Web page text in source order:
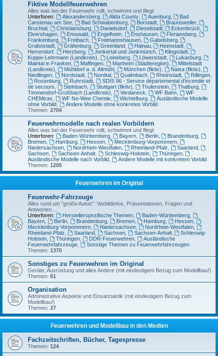
Fiktive Modellfeuerwehren
Alles was bei der Feuerwehr rollt, schwimmt und fliegt
Unterforen:
Alexandersberg, Alida County, Auenburg,
Bad
Carstenau am See
Bad Schwabenburg, Borstadt, Braunsweiler,
Bruchtal
Christiansburg, Danielsdorf, Dieselstadt, Eckenbrück
Elvershagen
Emswald, Engelheim, Enshausen, Floriansberg
Frankenburg
Freibach, Freimannshausen, Gabelsberg,
Grabostadt
Gräfenburg, Greenland, Hainau, Heimstadt
Herrendorf
Herzberg, Jenkertal und Jenkmünch, Klingstädt,
Kuppe-Lehrmann (Landkreis)
Leineberg, Löwenstadt, Lukasburg,
Maintal in Franken
Maffingen, Manheim (Städteregion)
Mittelstadt
(Landkreis)
Mühldorf a. d. Altmühl, München (fiktiv) Naisa (fiktiv)
Niedlingen
Nordstadt, Nordtal, Qualmbach, Rheinstadt Rillingen
Rosenburg, Ruhrstadt,
SDIS 96 - Service départemental d'incendie et
de secours
Steinbach, Stuttgart (fiktiv) Thulenstein, Thalburg
Timmendorf-Großbach (Landkreis)
Verdaneck WF Bahn,
WF
CHEMtrax
WF No-Wee Chemie, Wichtelburg,
Ausländische Modelle
ohne Vorbild
Andere Modelle ohne konkretes Vorbild
Themen: 2704
Feuerwehrmodelle nach realen Vorbildern
Alles was bei der Feuerwehr rollt, schwimmt und fliegt
Unterforen:
Baden-Württemberg, Bayern, Berlin, Brandenburg
Bremen
Hamburg, Hessen, Mecklenburg-Vorpommern,
Niedersachsen
Nordrhein-Westfalen, Rheinland-Pfalz Saarland,
Sachsen
Sachsen-Anhalt, Schleswig-Holstein, Thüringen,
Ausländische Modelle nach Vorbild
Andere Modelle mit konkretem Vorbild
Themen: 1205
Feuerwehren im Original
Feuerwehr-Fahrzeuge
Alles rund um "große Autos": Vorbildinfos, Präsentationen, Fragen und
Antworten....
Unterforen:
Herstellerspezifische Themen, Baden-Württemberg,
Bayern
Berlin, Brandenburg, Bremen, Hamburg Hessen
Mecklenburg-Vorpommern
Niedersachsen, Nordrhein-Westfalen,
Rheinland-Pfalz
Saarland, Sachsen, Sachsen-Anhalt,
Schleswig-
Holstein
Thüringen, DDR-Feuerwehren,
Ausländische
Feuerwehrfahrzeuge
Sonstige Themen zu Feuerwehrfahrzeugen
Themen: 1370
Sonstiges zu Feuerwehren im Original
Geräte, Ausrüstung und alles Andere (mit eindeutigem Bezug zum Modellbau!)
Themen: 61
Organisation
Administrative Aspekte und Einsatztaktik (mit eindeutigem Bezug zum
Modellbau!)
Themen: 27
Feuerwehren und Modellbau in den Medien
Fachzeitschriften, Bücher, Tagespresse
Themen: 124